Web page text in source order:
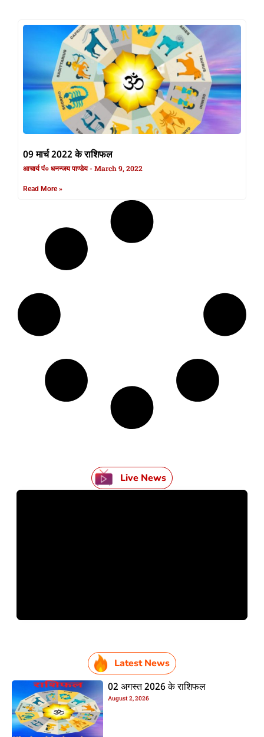
09 मार्च 2022 के राशिफल
आचार्य पं० धनन्जय पाण्डेय March 9, 2022
Read More »
Live News
Latest News
02 अगस्त 2026 के राशिफल
August 2, 2026